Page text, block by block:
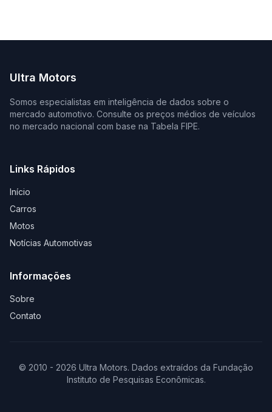
Ultra Motors
Somos especialistas em inteligência de dados sobre o
mercado automotivo. Consulte os preços médios de veículos
no mercado nacional com base na Tabela FIPE.
Links Rápidos
Início
Carros
Motos
Notícias Automotivas
Informações
Sobre
Contato
© 2010 - 2026 Ultra Motors. Dados extraídos da Fundação
Instituto de Pesquisas Econômicas.